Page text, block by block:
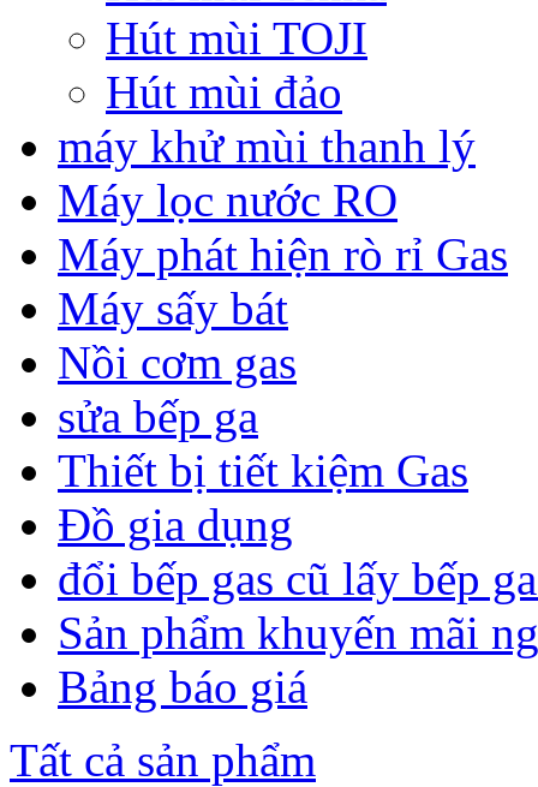
Hút mùi TOJI
Hút mùi đảo
máy khử mùi thanh lý
Máy lọc nước RO
Máy phát hiện rò rỉ Gas
Máy sấy bát
Nồi cơm gas
sửa bếp ga
Thiết bị tiết kiệm Gas
Đồ gia dụng
đổi bếp gas cũ lấy bếp
Sản phẩm khuyến mãi
Bảng báo giá
Tất cả sản phẩm